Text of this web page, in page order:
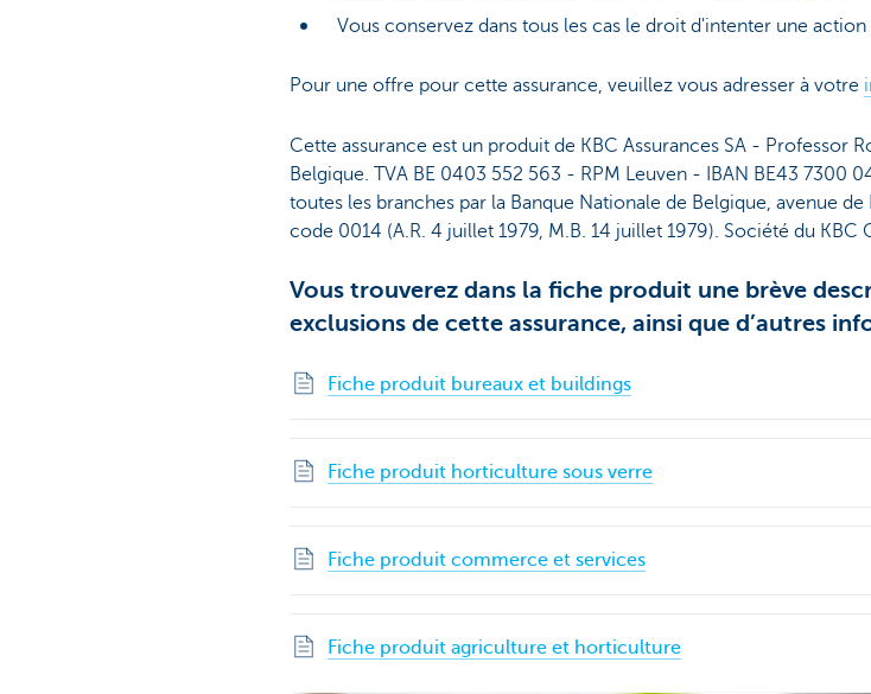
Vous conservez dans tous les cas le droit d'intenter une action
Pour une offre pour cette assurance, veuillez vous adresser à votre
Cette assurance est un produit de KBC Assurances SA - Professor
Belgique. TVA BE 0403 552 563 - RPM Leuven - IBAN BE43 7300
toutes les branches par la Banque Nationale de Belgique, avenue
code 0014 (A.R. 4 juillet 1979, M.B. 14 juillet 1979). Société du KBC
Vous trouverez dans la fiche produit une brève
exclusions de cette assurance, ainsi que d’autres
Fiche produit bureaux et buildings
Fiche produit horticulture sous verre
Fiche produit commerce et services
Fiche produit agriculture et horticulture